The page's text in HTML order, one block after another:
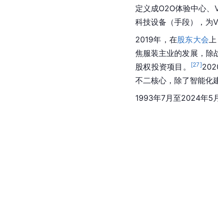
定义成O2O体验中心
科技设备（手段），为
2019年，在股东大会
焦服装主业的发展，除
股权投资项目。
[27]
不二核心，除了智能化
1993年7月至2024年5